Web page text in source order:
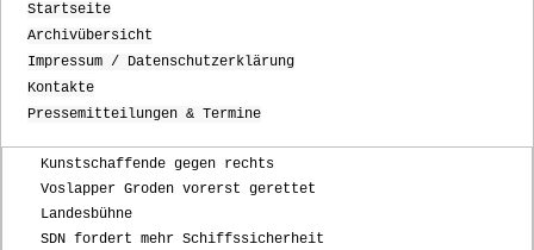
Startseite
Archivübersicht
Impressum / Datenschutzerklärung
Kontakte
Pressemitteilungen & Termine
Kunstschaffende gegen rechts
Voslapper Groden vorerst gerettet
Landesbühne
SDN fordert mehr Schiffssicherheit